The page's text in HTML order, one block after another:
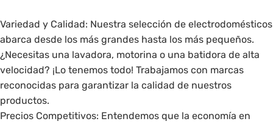
Variedad y Calidad: Nuestra selección de electrodomésticos
abarca desde los más grandes hasta los más pequeños.
¿Necesitas una lavadora, motorina o una batidora de alta
velocidad? ¡Lo tenemos todo! Trabajamos con marcas
reconocidas para garantizar la calidad de nuestros
productos.
Precios Competitivos: Entendemos que la economía en